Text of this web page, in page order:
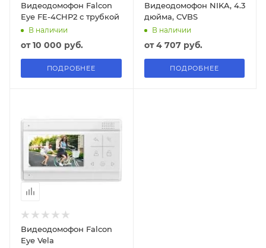
Видеодомофон Falcon
Eye FE-4CHP2 с трубкой
В наличии
от10 000 руб.
ПОДРОБНЕЕ
Видеодомофон NIKA, 4.3
дюйма, CVBS
В наличии
от4 707 руб.
ПОДРОБНЕЕ
Видеодомофон Falcon
Eye Vela